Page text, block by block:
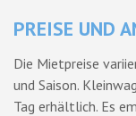
PREISE UND
Die Mietpreise
und Saison.
Tag erhältlich. Es